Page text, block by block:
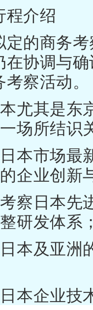
程介绍
定的商务
在协调与
察活动。
尤其是东
场所结识
本市场最
企业创新
察日本先
研发体系；
本及亚洲
本企业技